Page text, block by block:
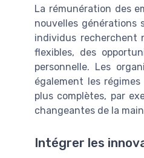
La rémunération des
nouvelles générations
individus recherchent
flexibles, des
personnelle. Les
également les
plus complètes, par
changeantes de la
Intégrer les